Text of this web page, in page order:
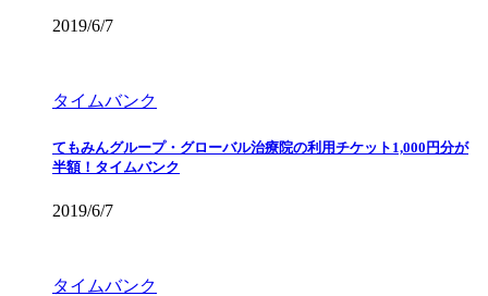
2019/6/7
タイムバンク
てもみんグループ・グローバル治療院の利用チケット1,000円分が
半額！タイムバンク
2019/6/7
タイムバンク